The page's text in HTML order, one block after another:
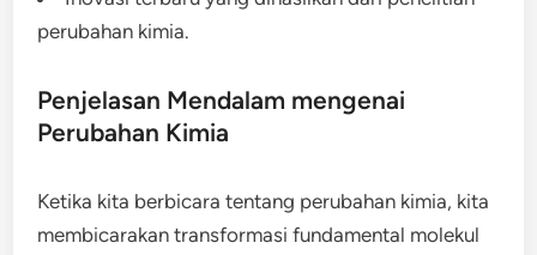
perubahan kimia.
Penjelasan Mendalam mengenai
Perubahan Kimia
Ketika kita berbicara tentang perubahan kimia, kita
membicarakan transformasi fundamental molekul